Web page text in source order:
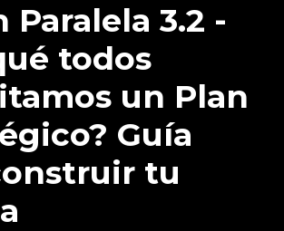
Paralela 3.2 -
todos
un Plan
Guía
tu